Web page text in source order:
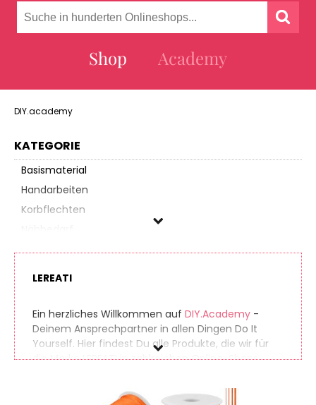
Shop Academy
DIY.academy
KATEGORIE
Basismaterial
Handarbeiten
Korbflechten
Schmuckbasteln
LEREATI
Preis
LEREATI
Ein herzliches Willkommen auf DIY.Academy -
Deinem Ansprechpartner in allen Dingen Do It
Yourself. Hier findest Du alle Produkte, die wir für
die Marke LEREATI in zahlreichen Online-Shops
Produkte ganz einfach. Gleichzeitig vergleichen wir